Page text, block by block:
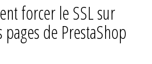
forcer le SSL sur
de PrestaShop